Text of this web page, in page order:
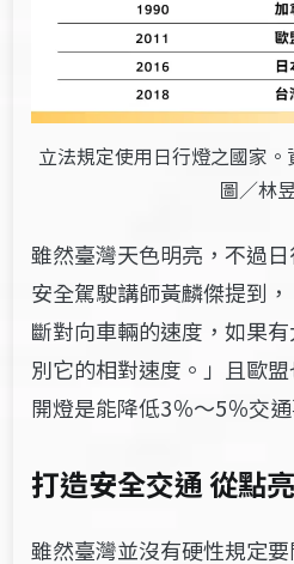
立法規定使用日行燈之國家
圖／林
雖然臺灣天色明亮，不過
安全駕駛講師黃麟傑提到
斷對向車輛的速度，如果
別它的相對速度。」且歐
開燈是能降低3％～5％交
打造安全交通 從點
雖然臺灣並沒有硬性規定